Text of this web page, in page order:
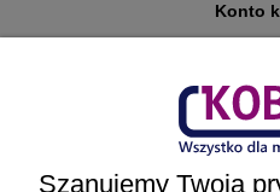
Konto
Płatności
Szanujemy Twoją